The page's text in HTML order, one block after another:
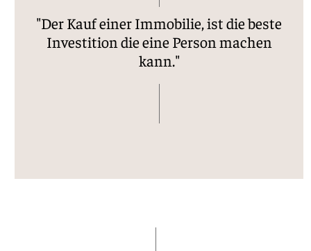
Datenschutzerklärung
Ihre Kontaktdaten werden zum Zweck der
Kontaktaufnahme im Rahmen dieser Anfrage
gespeichert. (
Datenschutzerklärung
Ihre Kontaktdaten werden zum Zweck der
Kontaktaufnahme im Rahmen dieser Anfrage
gespeichert. (Datenschutzerklärung ).
"Der Kauf einer Immobilie, ist die beste
Investition die eine Person machen
kann."